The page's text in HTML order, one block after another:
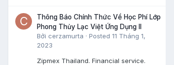
Thông Báo Chính Thức Về Học Phí Lớp
Phong Thủy Lạc Việt Ứng Dụng II
Bởi cerzamurta · Posted 11 Tháng 1,
2023
Zipmex Thailand. Financial service.